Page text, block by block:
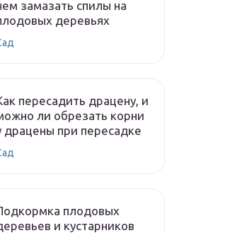
замазать спилы на
деревьях
пересадить драцену, и
ли обрезать корни
драцены при пересадке
плодовых
и кустарников